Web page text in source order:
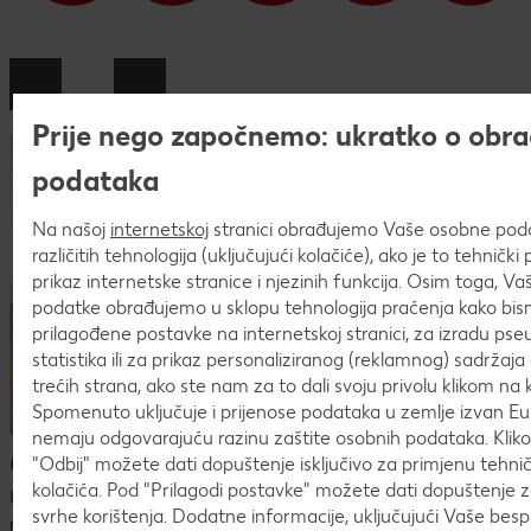
Česta pitanja o postupku prijave
U procesu prijave mogu se pojaviti mnoga pitanja. U
nastavku ćeš naći pregled najčešćih pitanja i odgovora.Ako
Prije nego započnemo: ukratko o
podataka
Na našoj internetskoj stranici obrađujemo Vaše osobne
različitih tehnologija (uključujući kolačiće), ako je to tehnički
prikaz internetske stranice i njezinih funkcija. Osim toga,
podatke obrađujemo u sklopu tehnologija praćenja kako
prilagođene postavke na internetskoj stranici, za izradu
statistika ili za prikaz personaliziranog (reklamnog) sadržaja
trećih strana, ako ste nam za to dali svoju privolu klikom na
Spomenuto uključuje i prijenose podataka u zemlje izvan
nemaju odgovarajuću razinu zaštite osobnih podataka.
"Odbij" možete dati dopuštenje isključivo za primjenu
kolačića. Pod "Prilagodi postavke" možete dati dopuštenje
svrhe korištenja. Dodatne informacije, uključujući Vaše